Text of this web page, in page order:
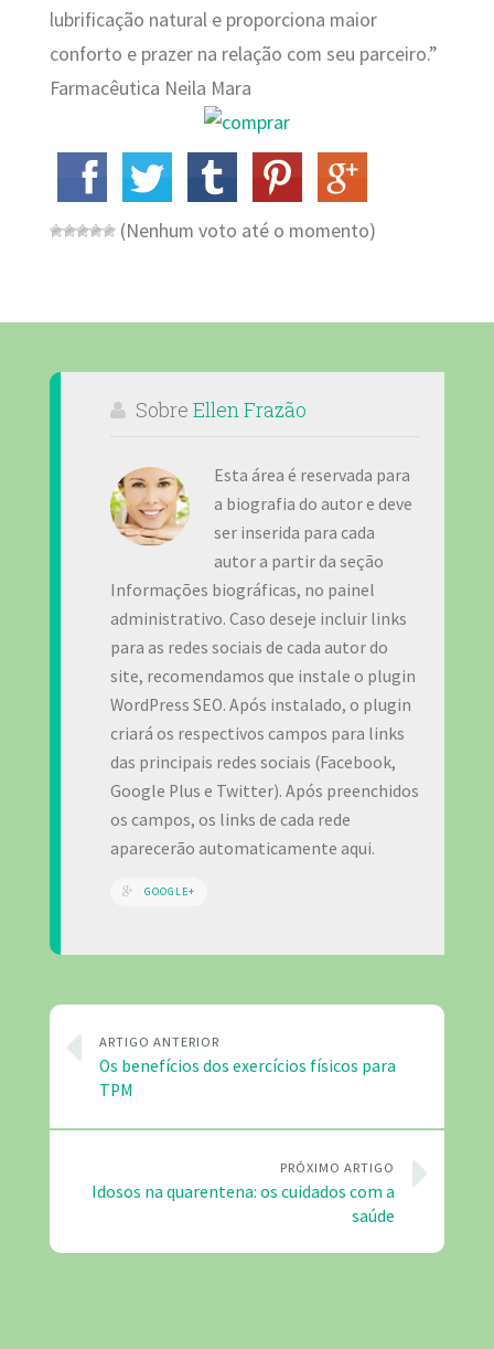
lubrificação natural e proporciona maior
conforto e prazer na relação com seu parceiro.”
Farmacêutica Neila Mara
(Nenhum voto até o momento)
Sobre Ellen Frazão
Esta área é reservada para
a biografia do autor e deve
ser inserida para cada
autor a partir da seção
Informações biográficas, no painel
administrativo. Caso deseje incluir links
para as redes sociais de cada autor do
site, recomendamos que instale o plugin
WordPress SEO. Após instalado, o plugin
criará os respectivos campos para links
das principais redes sociais (Facebook,
Google Plus e Twitter). Após preenchidos
os campos, os links de cada rede
aparecerão automaticamente aqui.
GOOGLE+
ARTIGO ANTERIOR
Os benefícios dos exercícios físicos para
TPM
PRÓXIMO ARTIGO
Idosos na quarentena: os cuidados com a
saúde